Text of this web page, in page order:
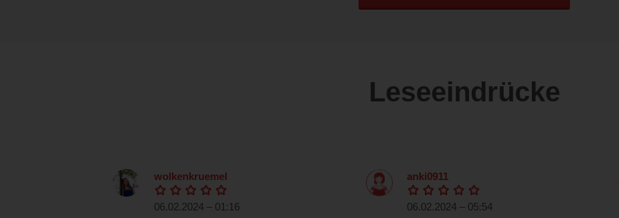
Leseeindrücke
wolkenkruemel
06.02.2024 – 01:16
anki0911
06.02.2024 – 05:54